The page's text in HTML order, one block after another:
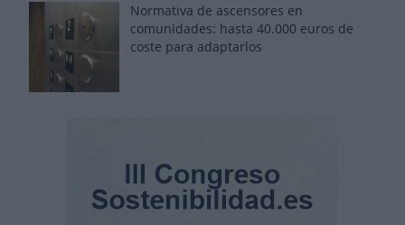
Normativa de ascensores en
comunidades: hasta 40.000 euros de
coste para adaptarlos